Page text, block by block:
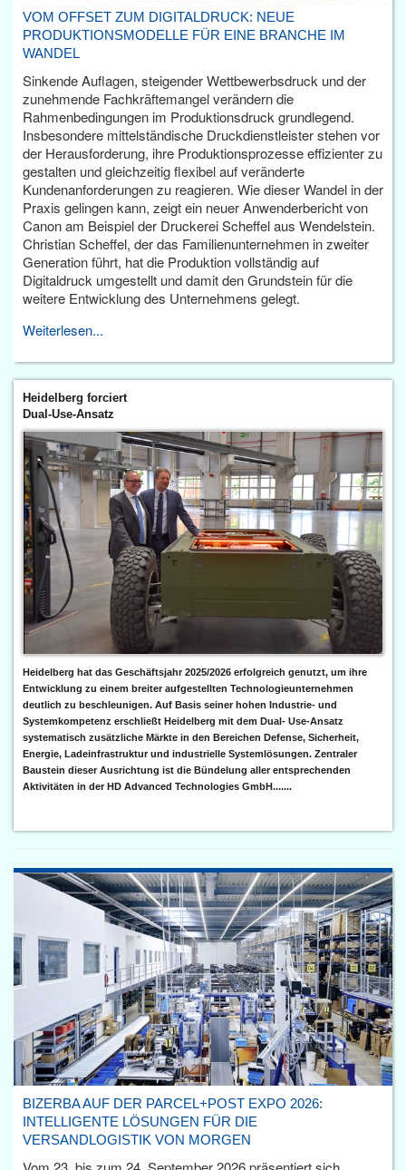
VOM OFFSET ZUM DIGITALDRUCK: NEUE
PRODUKTIONSMODELLE FÜR EINE BRANCHE IM
WANDEL
Sinkende Auflagen, steigender Wettbewerbsdruck und der
zunehmende Fachkräftemangel verändern die
Rahmenbedingungen im Produktionsdruck grundlegend.
Insbesondere mittelständische Druckdienstleister stehen vor
der Herausforderung, ihre Produktionsprozesse effizienter zu
gestalten und gleichzeitig flexibel auf veränderte
Kundenanforderungen zu reagieren. Wie dieser Wandel in der
Praxis gelingen kann, zeigt ein neuer Anwenderbericht von
Canon am Beispiel der Druckerei Scheffel aus Wendelstein.
Christian Scheffel, der das Familienunternehmen in zweiter
Generation führt, hat die Produktion vollständig auf
Digitaldruck umgestellt und damit den Grundstein für die
weitere Entwicklung des Unternehmens gelegt.
Weiterlesen...
Heidelberg forciert
Dual-Use-Ansatz
Heidelberg hat das Geschäftsjahr 2025/2026 erfolgreich genutzt, um ihre
Entwicklung zu einem breiter aufgestellten Technologieunternehmen
deutlich zu beschleunigen. Auf Basis seiner hohen Industrie- und
Systemkompetenz erschließt Heidelberg mit dem Dual- Use-Ansatz
systematisch zusätzliche Märkte in den Bereichen Defense, Sicherheit,
Energie, Ladeinfrastruktur und industrielle Systemlösungen. Zentraler
Baustein dieser Ausrichtung ist die Bündelung aller entsprechenden
Aktivitäten in der HD Advanced Technologies GmbH.......
BIZERBA AUF DER PARCEL+POST EXPO 2026:
INTELLIGENTE LÖSUNGEN FÜR DIE
VERSANDLOGISTIK VON MORGEN